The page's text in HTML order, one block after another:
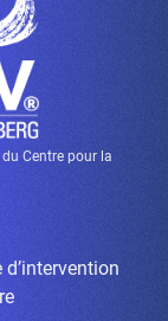
Centre pour la
d’intervention